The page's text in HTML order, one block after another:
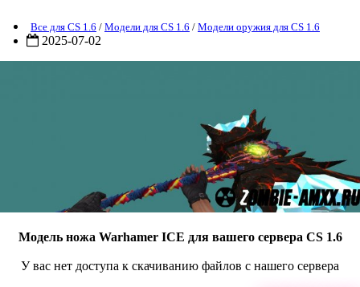
Все для CS 1.6 / Модели для CS 1.6 / Модели оружия для CS 1.6
2025-07-02
Модель ножа Warhamer ICE для вашего сервера CS 1.6
У вас нет доступа к скачиванию файлов с нашего сервера